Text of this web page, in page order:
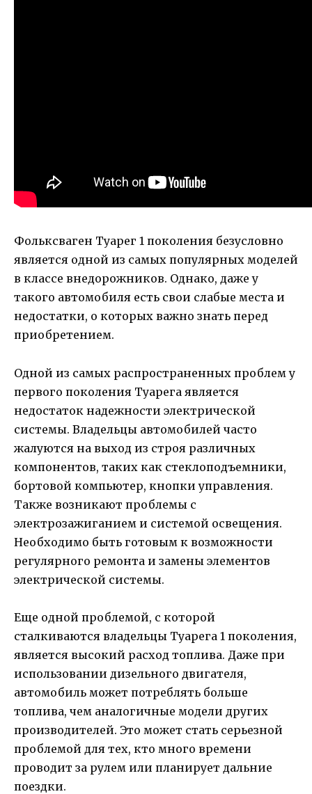
Фольксваген Туарег 1 поколения безусловно
является одной из самых популярных моделей
в классе внедорожников. Однако, даже у
такого автомобиля есть свои слабые места и
недостатки, о которых важно знать перед
приобретением.
Одной из самых распространенных проблем у
первого поколения Туарега является
недостаток надежности электрической
системы. Владельцы автомобилей часто
жалуются на выход из строя различных
компонентов, таких как стеклоподъемники,
бортовой компьютер, кнопки управления.
Также возникают проблемы с
электрозажиганием и системой освещения.
Необходимо быть готовым к возможности
регулярного ремонта и замены элементов
электрической системы.
Еще одной проблемой, с которой
сталкиваются владельцы Туарега 1 поколения,
является высокий расход топлива. Даже при
использовании дизельного двигателя,
автомобиль может потреблять больше
топлива, чем аналогичные модели других
производителей. Это может стать серьезной
проблемой для тех, кто много времени
проводит за рулем или планирует дальние
поездки.